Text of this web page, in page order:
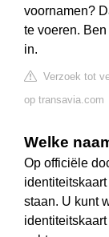
voornamen?
te voeren.
in.
Verzoek tot
op transavia.com
Welke
Op officiële
staan. U kunt